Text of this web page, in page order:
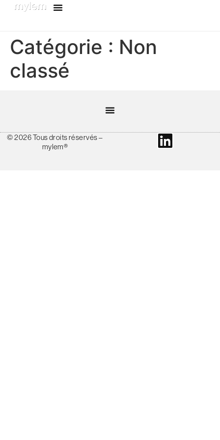
Catégorie : Non
classé
© 2026 Tous droits réservés –
mylem®